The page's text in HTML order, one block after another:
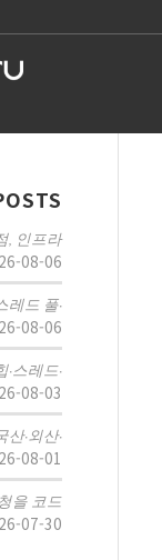
, 인프라
08-06
레드 풀·
08-06
스레드·
08-03
·외산·
08-01
을 코드
07-30